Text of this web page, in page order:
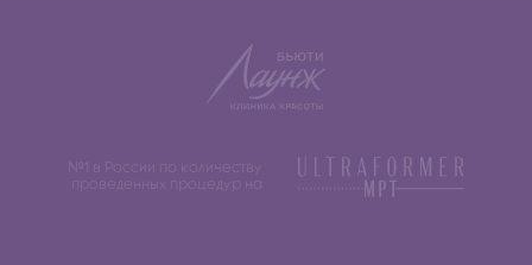
№1 в России по количеству
проведенных процедур на